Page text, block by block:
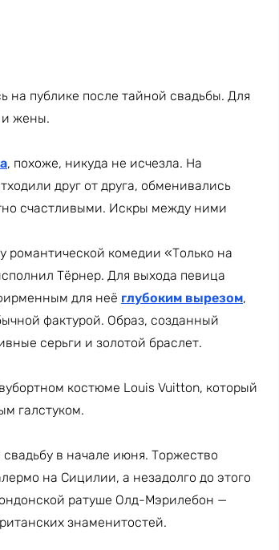
на публике после тайной свадьбы. Для
и жены.
, похоже, никуда не исчезла. На
друг от друга, обменивались
счастливыми. Искры между ними
комедии «Только на
Тёрнер. Для выхода певица
для неё глубоким вырезом,
фактурой. Образ, созданный
серьги и золотой браслет.
костюме Louis Vuitton, который
галстуком.
в начале июня. Торжество
на Сицилии, а незадолго до этого
ратуше Олд-Мэрилебон —
знаменитостей.